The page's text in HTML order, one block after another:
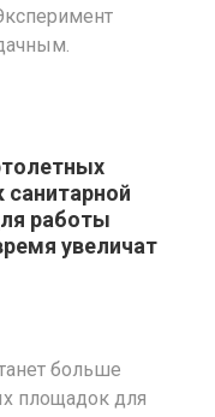
работы
увеличат
больше
площадок для